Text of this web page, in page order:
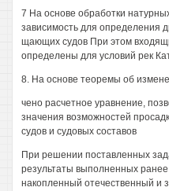
7 На основе обработки
зависимость для определения
щающих судов При этом
определены для условий рек
8. На основе теоремы об
чено расчетное уравнение,
значения возможностей
судов и судовых составов
При решении поставленных
результаты выполненных ранее
накопленный отечественный и